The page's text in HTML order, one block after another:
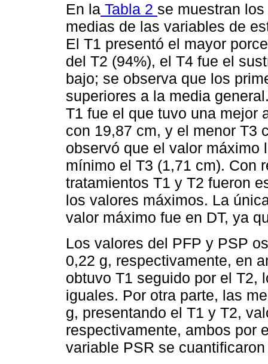
En la Tabla 2 se muestran
medias de las variables de
El T1 presentó el mayor
del T2 (94%), el T4 fue el
bajo; se observa que los
superiores a la media
T1 fue el que tuvo una mejor
con 19,87 cm, y el menor T3
observó que el valor máximo
mínimo el T3 (1,71 cm). Con
tratamientos T1 y T2 fueron
los valores máximos. La
valor máximo fue en DT, ya
Los valores del PFP y PSP
0,22 g, respectivamente, en
obtuvo T1 seguido por el T2,
iguales. Por otra parte, las
g, presentando el T1 y T2,
respectivamente, ambos por
variable PSR se